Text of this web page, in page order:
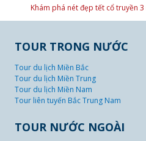
Khám phá nét đẹp tết cổ truyền
TOUR TRONG NƯỚC
Tour du lịch Miền Bắc
Tour du lịch Miền Trung
Tour du lịch Miền Nam
Tour liên tuyến Bắc Trung Nam
TOUR NƯỚC NGOÀI